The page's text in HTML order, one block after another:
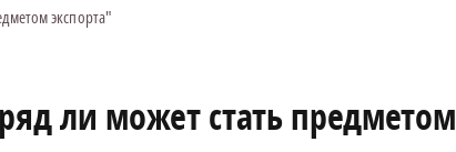
экспорта"
ли может стать предметом